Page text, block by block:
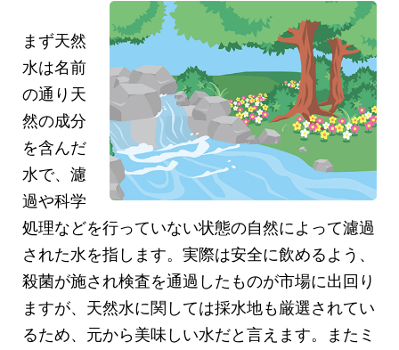
まず天然
水は名前
の通り天
然の成分
を含んだ
水で、濾
過や科学
処理などを行っていない状態の自然によって濾過
された水を指します。実際は安全に飲めるよう、
殺菌が施され検査を通過したものが市場に出回り
ますが、天然水に関しては採水地も厳選されてい
るため、元から美味しい水だと言えます。またミ